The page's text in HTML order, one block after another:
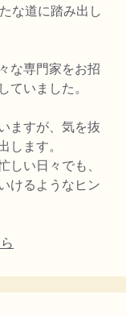
な道に踏み出し
な専門家をお招
ていました。
ますが、気を抜
します。
しい日々でも、
けるようなヒン